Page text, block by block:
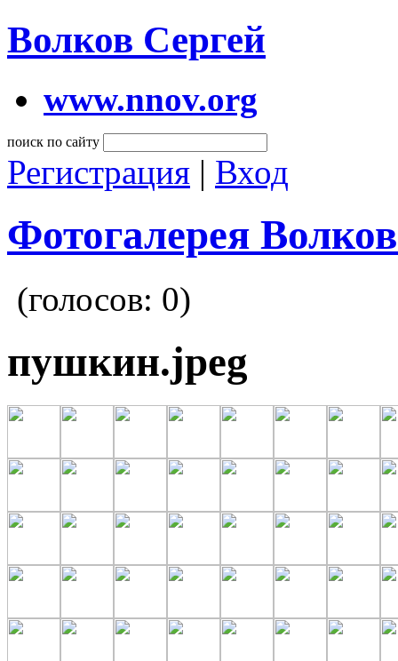
Волков Сергей
www.nnov.org
поиск по сайту
Регистрация | Вход
Фотогалерея
(голосов: 0)
пушкин.jpeg